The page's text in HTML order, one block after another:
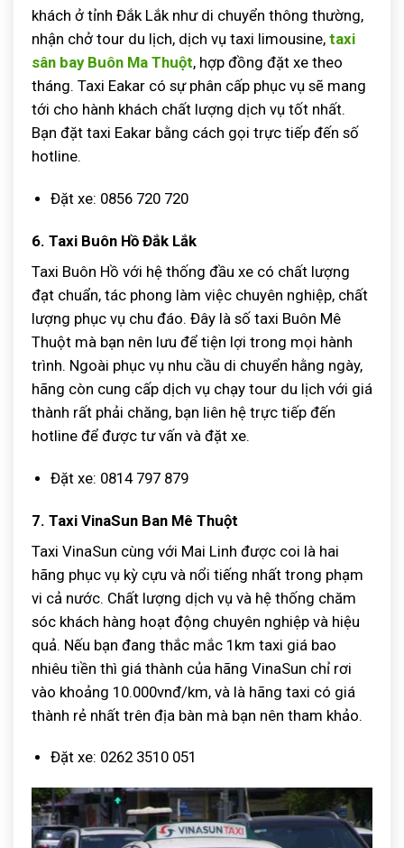
khách ở tỉnh Đắk Lắk như di chuyển thông thường,
nhận chở tour du lịch, dịch vụ taxi limousine, taxi
sân bay Buôn Ma Thuột, hợp đồng đặt xe theo
tháng. Taxi Eakar có sự phân cấp phục vụ sẽ mang
tới cho hành khách chất lượng dịch vụ tốt nhất.
Bạn đặt taxi Eakar bằng cách gọi trực tiếp đến số
hotline.
Đặt xe: 0856 720 720
6. Taxi Buôn Hồ Đắk Lắk
Taxi Buôn Hồ với hệ thống đầu xe có chất lượng
đạt chuẩn, tác phong làm việc chuyên nghiệp, chất
lượng phục vụ chu đáo. Đây là số taxi Buôn Mê
Thuột mà bạn nên lưu để tiện lợi trong mọi hành
trình. Ngoài phục vụ nhu cầu di chuyển hằng ngày,
hãng còn cung cấp dịch vụ chạy tour du lịch với giá
thành rất phải chăng, bạn liên hệ trực tiếp đến
hotline để được tư vấn và đặt xe.
Đặt xe: 0814 797 879
7. Taxi VinaSun Ban Mê Thuột
Taxi VinaSun cùng với Mai Linh được coi là hai
hãng phục vụ kỳ cựu và nổi tiếng nhất trong phạm
vi cả nước. Chất lượng dịch vụ và hệ thống chăm
sóc khách hàng hoạt động chuyên nghiệp và hiệu
quả. Nếu bạn đang thắc mắc 1km taxi giá bao
nhiêu tiền thì giá thành của hãng VinaSun chỉ rơi
vào khoảng 10.000vnđ/km, và là hãng taxi có giá
thành rẻ nhất trên địa bàn mà bạn nên tham khảo.
Đặt xe: 0262 3510 051